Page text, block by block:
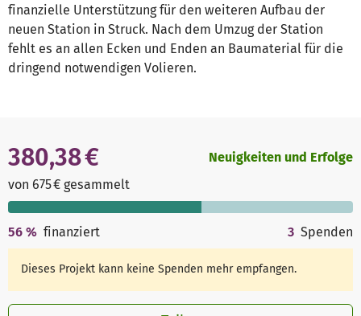
finanzielle Unterstützung für den weiteren Aufbau der
neuen Station in Struck. Nach dem Umzug der Station
fehlt es an allen Ecken und Enden an Baumaterial für die
dringend notwendigen Volieren.
380,38 €
von 675 € gesammelt
Neuigkeiten und Erfolge
56 % finanziert 3 Spenden
Dieses Projekt kann keine Spenden mehr empfangen.